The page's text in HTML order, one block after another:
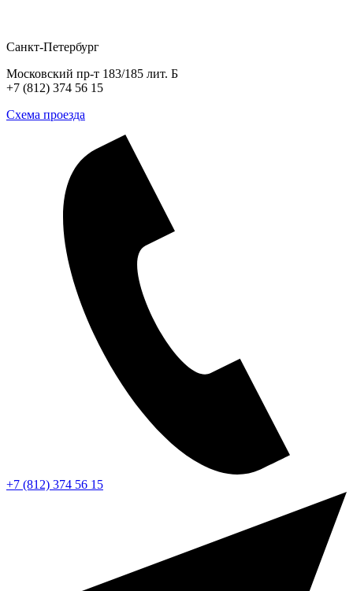
Санкт-Петербург
Московский пр-т 183/185 лит. Б
+7 (812) 374 56 15
Схема проезда
+7 (812) 374 56 15